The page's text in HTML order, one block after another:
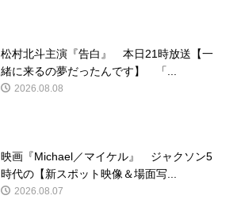
松村北斗主演『告白』 本日21時放送【一
緒に来るの夢だったんです】 「...
2026.08.08
映画『Michael／マイケル』 ジャクソン5
時代の【新スポット映像＆場面写...
2026.08.07